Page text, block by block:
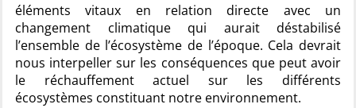
éléments vitaux en relation directe avec un
changement climatique qui aurait déstabilisé
l’ensemble de l’écosystème de l’époque. Cela devrait
nous interpeller sur les conséquences que peut avoir
le réchauffement actuel sur les différents
écosystèmes constituant notre environnement.